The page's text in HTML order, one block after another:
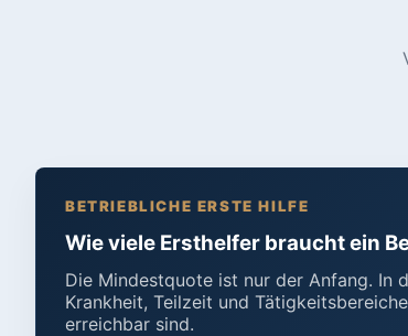
BETRIEBLICHE ERSTE HILFE
Wie viele Ersthelfer braucht ein
Die Mindestquote ist nur der Anfang. In
Krankheit, Teilzeit und
erreichbar sind.